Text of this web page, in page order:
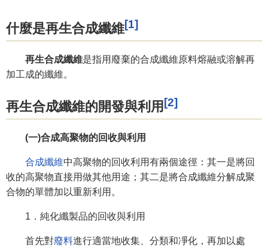
什麼是再生合成纖維[1]
再生合成纖維是指用廢棄的合成纖維原料熔融或溶解再
加工成的纖維。
再生合成纖維的開發與利用 [2]
(一)合成高聚物的回收與利用
合成纖維中高聚物的回收利用有兩個途徑：其一是將回
收的高聚物直接用做其他用途；其二是將合成纖維分解成聚
合物的單體加以重新利用。
1．純化纖製品的回收與利用
首先對廢料進行適當地收集、分類和凈化，再加以處